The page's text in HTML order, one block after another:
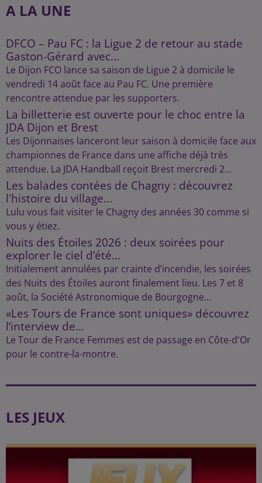
A LA UNE
DFCO – Pau FC : la Ligue 2 de retour au stade
Gaston-Gérard avec...
Le Dijon FCO lance sa saison de Ligue 2 à domicile le
vendredi 14 août face au Pau FC. Une première
rencontre attendue par les supporters.
La billetterie est ouverte pour le choc entre la
JDA Dijon et Brest
Les Dijonnaises lanceront leur saison à domicile face aux
championnes de France dans une affiche déjà très
attendue. La JDA Handball reçoit Brest mercredi 2...
Les balades contées de Chagny : découvrez
l'histoire du village...
Lulu vous fait visiter le Chagny des années 30 comme si
vous y étiez.
Nuits des Étoiles 2026 : deux soirées pour
explorer le ciel d’été...
Initialement annulées par crainte d’incendie, les soirées
des Nuits des Étoiles auront finalement lieu. Les 7 et 8
août, la Société Astronomique de Bourgogne...
«Les Tours de France sont uniques» découvrez
l’interview de...
Le Tour de France Femmes est de passage en Côte-d'Or
pour le contre-la-montre.
LES JEUX